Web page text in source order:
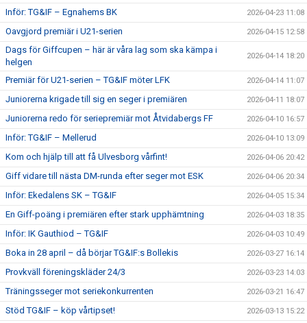
Inför: TG&IF – Egnahems BK 2026-04-23 11:08
Oavgjord premiär i U21-serien 2026-04-15 12:58
Dags för Giffcupen – här är våra lag som ska kämpa i
helgen
2026-04-14 18:20
Premiär för U21-serien – TG&IF möter LFK 2026-04-14 11:07
Juniorerna krigade till sig en seger i premiären 2026-04-11 18:07
Juniorerna redo för seriepremiär mot Åtvidabergs FF 2026-04-10 16:57
Inför: TG&IF – Mellerud 2026-04-10 13:09
Kom och hjälp till att få Ulvesborg vårfint! 2026-04-06 20:42
Giff vidare till nästa DM-runda efter seger mot ESK 2026-04-06 20:34
Inför: Ekedalens SK – TG&IF 2026-04-05 15:34
En Giff-poäng i premiären efter stark upphämtning 2026-04-03 18:35
Inför: IK Gauthiod – TG&IF 2026-04-03 10:49
Boka in 28 april – då börjar TG&IF:s Bollekis 2026-03-27 16:14
Provkväll föreningskläder 24/3 2026-03-23 14:03
Träningsseger mot seriekonkurrenten 2026-03-21 16:47
Stöd TG&IF – köp vårtipset! 2026-03-13 15:22